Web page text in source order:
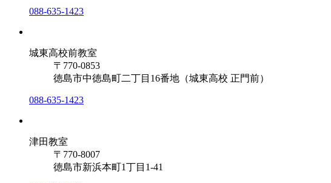
088-635-1423
城東高校前教室
〒770-0853
徳島市中徳島町二丁目16番地（城東高校 正門前）
088-635-1423
津田教室
〒770-8007
徳島市新浜本町1丁目1-41